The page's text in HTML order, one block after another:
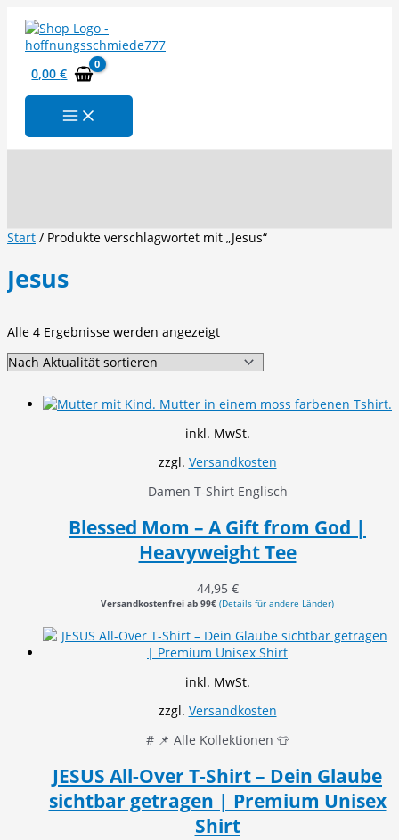
Inhalt
springen
0,00€
Start / Produkte verschlagwortet mit „Jesus“
Jesus
Alle 4 Ergebnisse werden angezeigtNach
sortiert
inkl. MwSt.
zzgl. Versandkosten
Damen T-Shirt Englisch
Blessed Mom – A Gift from God |
Heavyweight Tee
44,95 €
Versandkostenfrei ab 99€ (Details für andere Länder)
inkl. MwSt.
zzgl. Versandkosten
# 📌 Alle Kollektionen 👕
JESUS All-Over T-Shirt – Dein Glaube
sichtbar getragen | Premium Unisex
Shirt